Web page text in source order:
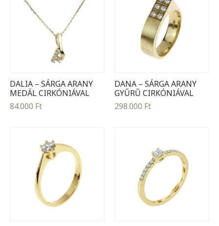
DALIA – SÁRGA ARANY
MEDÁL CIRKÓNIÁVAL
84.000 Ft
DANA – SÁRGA ARANY
GYŰRŰ CIRKÓNIÁVAL
298.000 Ft